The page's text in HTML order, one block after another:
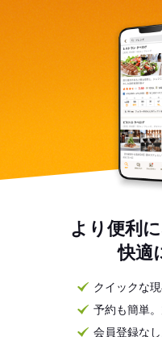
より便利
快適
クイックな
予約も簡単
会員登録な